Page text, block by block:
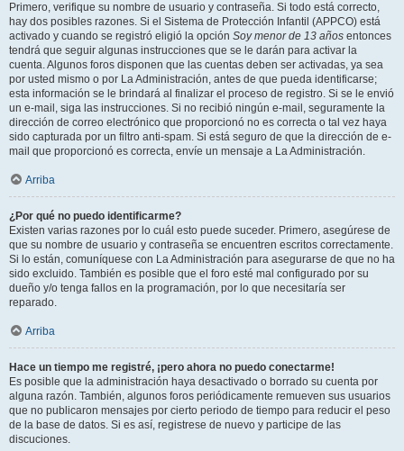
Primero, verifique su nombre de usuario y contraseña. Si todo está correcto,
hay dos posibles razones. Si el Sistema de Protección Infantil (APPCO) está
activado y cuando se registró eligió la opción Soy menor de 13 años entonces
tendrá que seguir algunas instrucciones que se le darán para activar la
cuenta. Algunos foros disponen que las cuentas deben ser activadas, ya sea
por usted mismo o por La Administración, antes de que pueda identificarse;
esta información se le brindará al finalizar el proceso de registro. Si se le envió
un e-mail, siga las instrucciones. Si no recibió ningún e-mail, seguramente la
dirección de correo electrónico que proporcionó no es correcta o tal vez haya
sido capturada por un filtro anti-spam. Si está seguro de que la dirección de e-
mail que proporcionó es correcta, envíe un mensaje a La Administración.
Arriba
¿Por qué no puedo identificarme?
Existen varias razones por lo cuál esto puede suceder. Primero, asegúrese de
que su nombre de usuario y contraseña se encuentren escritos correctamente.
Si lo están, comuníquese con La Administración para asegurarse de que no ha
sido excluido. También es posible que el foro esté mal configurado por su
dueño y/o tenga fallos en la programación, por lo que necesitaría ser
reparado.
Arriba
Hace un tiempo me registré, ¡pero ahora no puedo conectarme!
Es posible que la administración haya desactivado o borrado su cuenta por
alguna razón. También, algunos foros periódicamente remueven sus usuarios
que no publicaron mensajes por cierto periodo de tiempo para reducir el peso
de la base de datos. Si es así, registrese de nuevo y participe de las
discuciones.